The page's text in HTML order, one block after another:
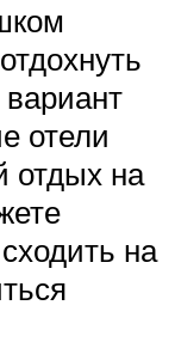
отели
отдых на
на